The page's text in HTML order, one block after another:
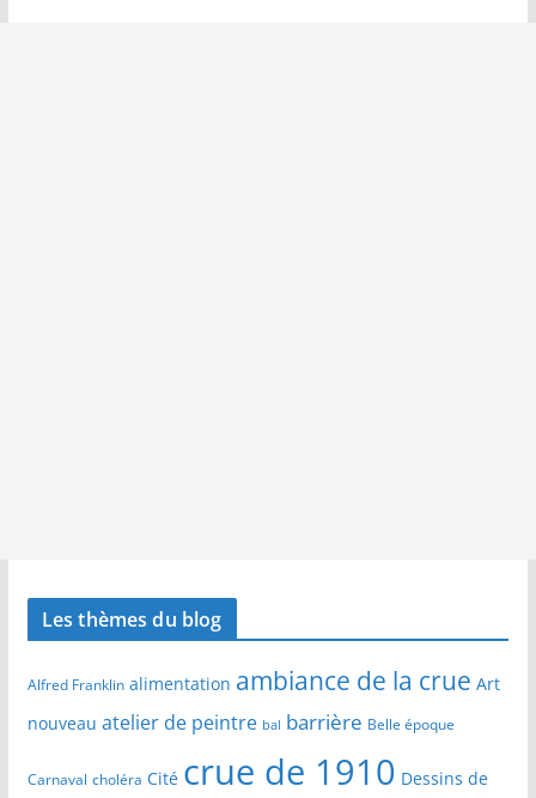
Les thèmes du blog
Alfred Franklin alimentation ambiance de la crue Art
nouveau atelier de peintre bal barrière Belle époque
Carnaval choléra Cité crue de 1910 Dessins de